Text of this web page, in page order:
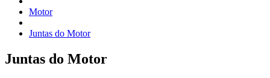
Motor
Juntas do Motor
Juntas do Motor